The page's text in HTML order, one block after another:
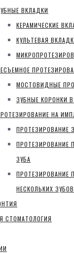
ВКЛАДКИ
КЕРАМИЧЕСКИЕ
КУЛЬТЕВАЯ
МОСТОВИДНЫЕ
ЗУБНЫЕ КОРОНКИ
НА
ПРОТЕЗИРОВАНИЕ
ПРОТЕЗИРОВАНИЕ
ЗУБА
ПРОТЕЗИРОВАНИЕ
НЕСКОЛЬКИХ ЗУБОВ
СТОМАТОЛОГИЯ